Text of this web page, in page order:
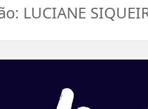
LUCIANE